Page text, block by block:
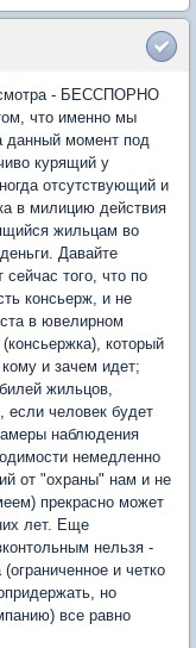
- БЕCСПОРНО
что именно мы
данный момент под
курящий у
отсутствующий и
в милицию действия
жильцам во
Давайте
того, что по
консьерж, и не
в ювелирном
который
и зачем идет;
жильцов,
человек будет
наблюдения
немедленно
от "охраны" нам и не
прекрасно может
лет. Еще
нельзя -
и четко
но
все равно